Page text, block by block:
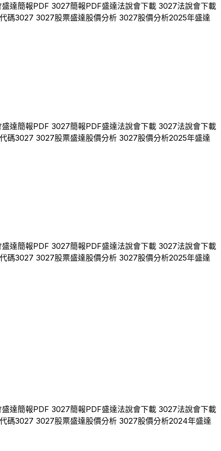
盛達簡報PDF 3027簡報PDF盛達法說會下載 3027法說會下載
碼3027 3027股票盛達股價分析 3027股價分析2025年盛達
盛達簡報PDF 3027簡報PDF盛達法說會下載 3027法說會下載
碼3027 3027股票盛達股價分析 3027股價分析2025年盛達
盛達簡報PDF 3027簡報PDF盛達法說會下載 3027法說會下載
碼3027 3027股票盛達股價分析 3027股價分析2025年盛達
盛達簡報PDF 3027簡報PDF盛達法說會下載 3027法說會下載
碼3027 3027股票盛達股價分析 3027股價分析2024年盛達